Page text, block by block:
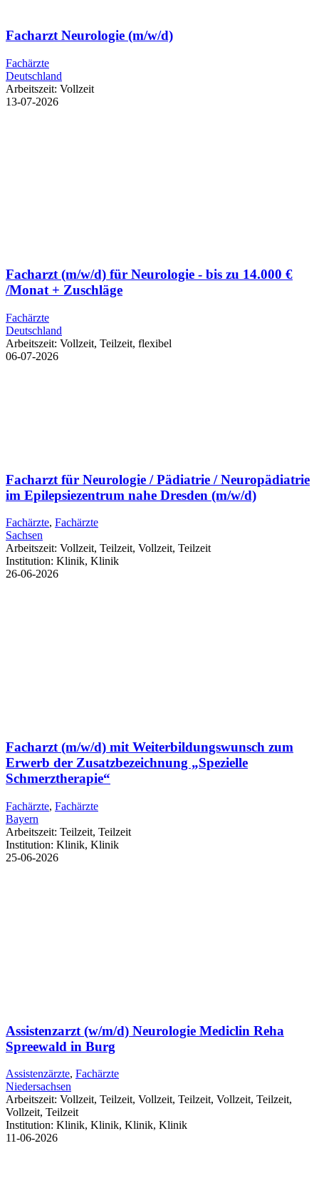
Facharzt Neurologie (m/w/d)
Fachärzte
Deutschland
Arbeitszeit: Vollzeit
13-07-2026
Facharzt (m/w/d) für Neurologie - bis zu 14.000 €
/Monat + Zuschläge
Fachärzte
Deutschland
Arbeitszeit: Vollzeit, Teilzeit, flexibel
06-07-2026
Facharzt für Neurologie / Pädiatrie / Neuropädiatrie
im Epilepsiezentrum nahe Dresden (m/w/d)
Fachärzte, Fachärzte
Sachsen
Arbeitszeit: Vollzeit, Teilzeit, Vollzeit, Teilzeit
Institution: Klinik, Klinik
26-06-2026
Facharzt (m/w/d) mit Weiterbildungswunsch zum
Erwerb der Zusatzbezeichnung „Spezielle
Schmerztherapie“
Fachärzte, Fachärzte
Bayern
Arbeitszeit: Teilzeit, Teilzeit
Institution: Klinik, Klinik
25-06-2026
Assistenzarzt (w/m/d) Neurologie Mediclin Reha
Spreewald in Burg
Assistenzärzte, Fachärzte
Niedersachsen
Arbeitszeit: Vollzeit, Teilzeit, Vollzeit, Teilzeit, Vollzeit, Teilzeit,
Vollzeit, Teilzeit
Institution: Klinik, Klinik, Klinik, Klinik
11-06-2026